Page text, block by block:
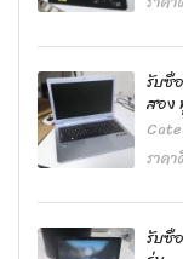
รับซื้
สอง
ราคา
รับซื้